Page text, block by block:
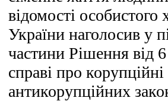
відомості
України наголосив у
частини Рішення від
справі про
антикорупційних